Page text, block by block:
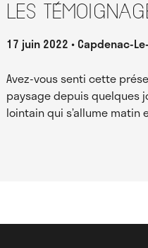
Les
17 juin 2022 Capdenac-
Avez-vous senti cette
paysage depuis quelques
lointain qui s’allume matin